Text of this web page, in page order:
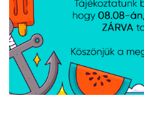
Apple MBA 13.6:
MIDNIGHT/M5 10C
CPU/8C
GPU/16GB/512GB-MAG